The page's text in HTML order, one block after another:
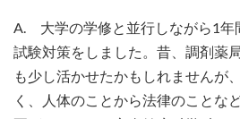
A. 大学の学修と並行しながら1年
試験対策をしました。昔、調剤薬
も少し活かせたかもしれませんが
く、人体のことから法律のことな